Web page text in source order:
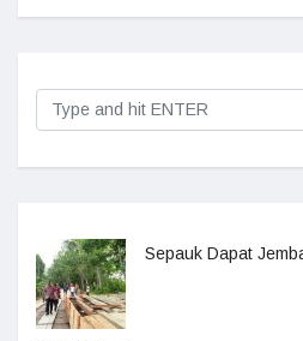
Sepauk Dapat